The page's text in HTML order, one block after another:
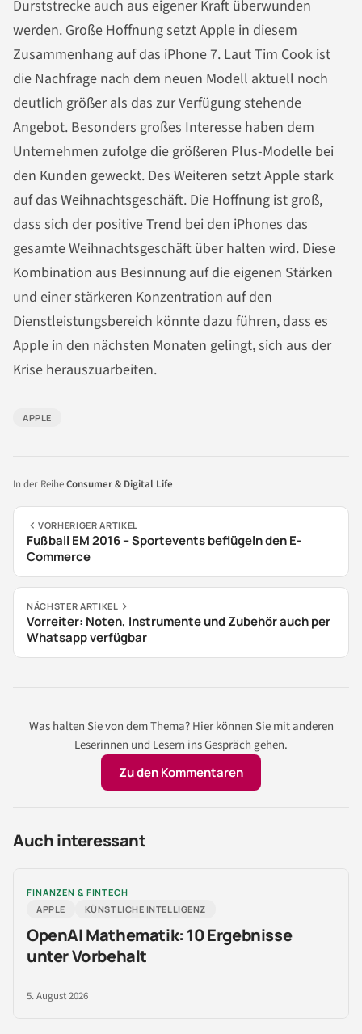
Durststrecke auch aus eigener Kraft überwunden
werden. Große Hoffnung setzt Apple in diesem
Zusammenhang auf das iPhone 7. Laut Tim Cook ist
die Nachfrage nach dem neuen Modell aktuell noch
deutlich größer als das zur Verfügung stehende
Angebot. Besonders großes Interesse haben dem
Unternehmen zufolge die größeren Plus-Modelle bei
den Kunden geweckt. Des Weiteren setzt Apple stark
auf das Weihnachtsgeschäft. Die Hoffnung ist groß,
dass sich der positive Trend bei den iPhones das
gesamte Weihnachtsgeschäft über halten wird. Diese
Kombination aus Besinnung auf die eigenen Stärken
und einer stärkeren Konzentration auf den
Dienstleistungsbereich könnte dazu führen, dass es
Apple in den nächsten Monaten gelingt, sich aus der
Krise herauszuarbeiten.
APPLE
In der ReiheConsumer & Digital Life
VORHERIGER ARTIKEL
Fußball EM 2016 – Sportevents beflügeln den E-
Commerce
NÄCHSTER ARTIKEL
Vorreiter: Noten, Instrumente und Zubehör auch per
Whatsapp verfügbar
Was halten Sie von dem Thema? Hier können Sie mit anderen
Leserinnen und Lesern ins Gespräch gehen.
Zu den Kommentaren
Auch interessant
FINANZEN & FINTECH
APPLE
KÜNSTLICHE INTELLIGENZ
OpenAI Mathematik: 10 Ergebnisse
unter Vorbehalt
5. August 2026